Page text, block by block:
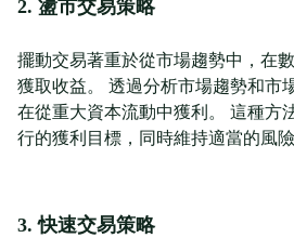
2. 盪市交易策略
擺動交易著重於從市場趨勢中，在
獲取收益。 透過分析市場趨勢和市
在從重大資本流動中獲利。 這種方
行的獲利目標，同時維持適當的風險
3. 快速交易策略